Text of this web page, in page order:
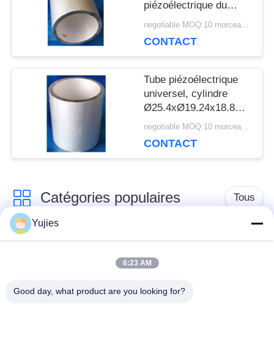
POLICY
piézoélectrique du
cylindre 151KHZ de
negotiable MOQ:10 morceaux/morceaux
CONTACT
Tube piézoélectrique
universel, cylindre
Ø25.4xØ19.24x18.8mm
de Piezoceramic
negotiable MOQ:10 morceaux/morceaux
CONTACT
Catégories populaires Tous
Transducteur
Transducteur
ultrasonique médical
transducteur de
Yujies
6:23 AM
Good day, what product are you looking for?